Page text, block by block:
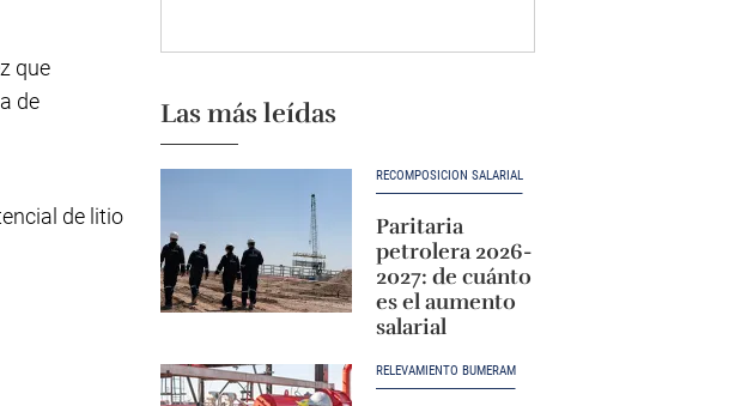
que
de
Las más leídas
RECOMPOSICIÓN SALARIAL
Paritaria
petrolera 2026-
2027: de cuánto
es el aumento
salarial
RELEVAMIENTO BUMERAM